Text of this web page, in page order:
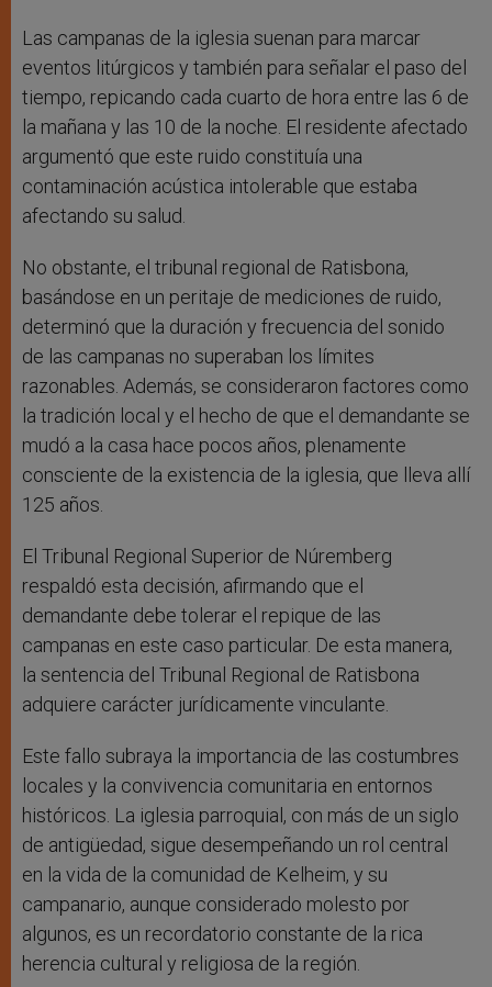
Las campanas de la iglesia suenan para marcar
eventos litúrgicos y también para señalar el paso del
tiempo, repicando cada cuarto de hora entre las 6 de
la mañana y las 10 de la noche. El residente afectado
argumentó que este ruido constituía una
contaminación acústica intolerable que estaba
afectando su salud.
No obstante, el tribunal regional de Ratisbona,
basándose en un peritaje de mediciones de ruido,
determinó que la duración y frecuencia del sonido
de las campanas no superaban los límites
razonables. Además, se consideraron factores como
la tradición local y el hecho de que el demandante se
mudó a la casa hace pocos años, plenamente
consciente de la existencia de la iglesia, que lleva allí
125 años.
El Tribunal Regional Superior de Núremberg
respaldó esta decisión, afirmando que el
demandante debe tolerar el repique de las
campanas en este caso particular. De esta manera,
la sentencia del Tribunal Regional de Ratisbona
adquiere carácter jurídicamente vinculante.
Este fallo subraya la importancia de las costumbres
locales y la convivencia comunitaria en entornos
históricos. La iglesia parroquial, con más de un siglo
de antigüedad, sigue desempeñando un rol central
en la vida de la comunidad de Kelheim, y su
campanario, aunque considerado molesto por
algunos, es un recordatorio constante de la rica
herencia cultural y religiosa de la región.